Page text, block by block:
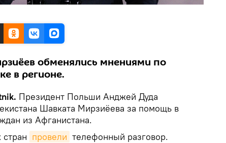
обменялись мнениями по
в регионе.
Президент Польши Анджей Дуда
Шавката Мирзиёева за помощь в
из Афганистана.
провели телефонный разговор.